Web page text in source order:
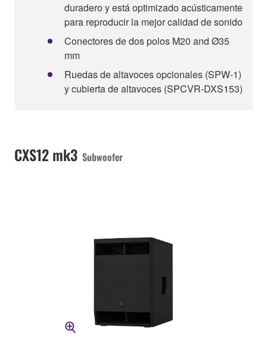
duradero y está optimizado acústicamente
para reproducir la mejor calidad de sonido
Conectores de dos polos M20 and Ø35
mm
Ruedas de altavoces opcionales (SPW-1)
y cubierta de altavoces (SPCVR-DXS153)
CXS12 mk3 Subwoofer